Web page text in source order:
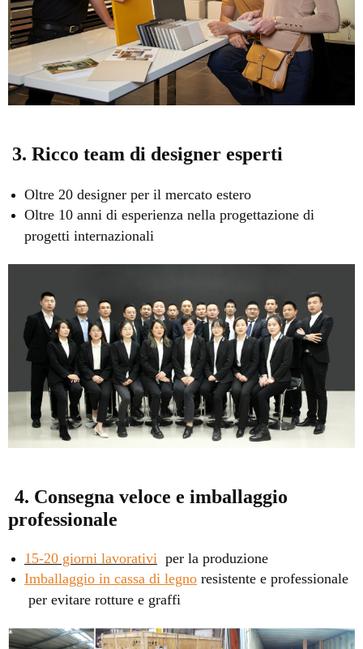
3. Ricco team di designer esperti
Oltre 20 designer per il mercato estero
Oltre 10 anni di esperienza nella progettazione di
progetti internazionali
4. Consegna veloce e imballaggio
professionale
15-20 giorni lavorativi per la produzione
Imballaggio in cassa di legno resistente e professionale
per evitare rotture e graffi